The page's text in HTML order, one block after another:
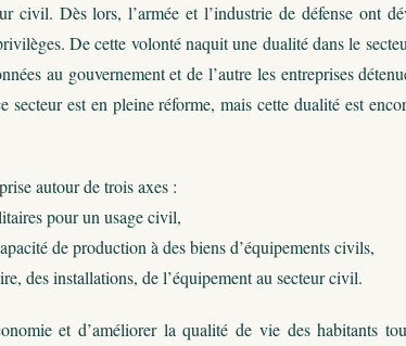
civil. Dès lors, l’armée et l’industrie de défense ont
De cette volonté naquit une dualité dans le
au gouvernement et de l’autre les entreprises
est en pleine réforme, mais cette dualité est
autour de trois axes :
pour un usage civil,
de production à des biens d’équipements civils,
des installations, de l’équipement au secteur civil.
et d’améliorer la qualité de vie des habitants